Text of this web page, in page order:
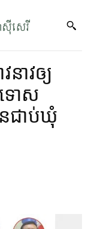
ាវ​ឲ្យ​
ទោស​
ជាប់ឃុំ​